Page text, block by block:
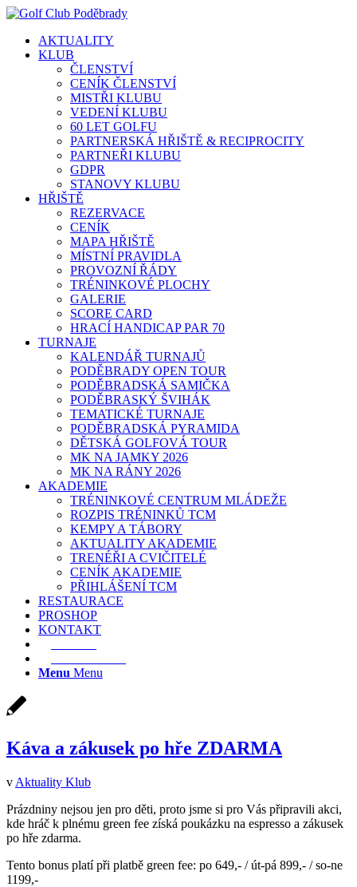
AKTUALITY
KLUB
ČLENSTVÍ
CENÍK ČLENSTVÍ
MISTŘI KLUBU
VEDENÍ KLUBU
60 LET GOLFU
PARTNERSKÁ HŘIŠTĚ & RECIPROCITY
PARTNEŘI KLUBU
GDPR
STANOVY KLUBU
HŘIŠTĚ
REZERVACE
CENÍK
MAPA HŘIŠTĚ
MÍSTNÍ PRAVIDLA
PROVOZNÍ ŘÁDY
TRÉNINKOVÉ PLOCHY
GALERIE
SCORE CARD
HRACÍ HANDICAP PAR 70
TURNAJE
KALENDÁŘ TURNAJŮ
PODĚBRADY OPEN TOUR
PODĚBRADSKÁ SAMIČKA
PODĚBRASKÝ ŠVIHÁK
TEMATICKÉ TURNAJE
PODĚBRADSKÁ PYRAMIDA
DĚTSKÁ GOLFOVÁ TOUR
MK NA JAMKY 2026
MK NA RÁNY 2026
AKADEMIE
TRÉNINKOVÉ CENTRUM MLÁDEŽE
ROZPIS TRÉNINKŮ TCM
KEMPY A TÁBORY
AKTUALITY AKADEMIE
TRENÉŘI A CVIČITELÉ
CENÍK AKADEMIE
PŘIHLÁŠENÍ TCM
RESTAURACE
PROSHOP
KONTAKT
Menu Menu
Káva a zákusek po hře ZDARMA
v Aktuality Klub
Prázdniny nejsou jen pro děti, proto jsme si pro Vás připravili akci,
kde hráč k plnému green fee získá poukázku na espresso a zákusek
po hře zdarma.
Tento bonus platí při platbě green fee: po 649,- / út-pá 899,- / so-ne
1199,-